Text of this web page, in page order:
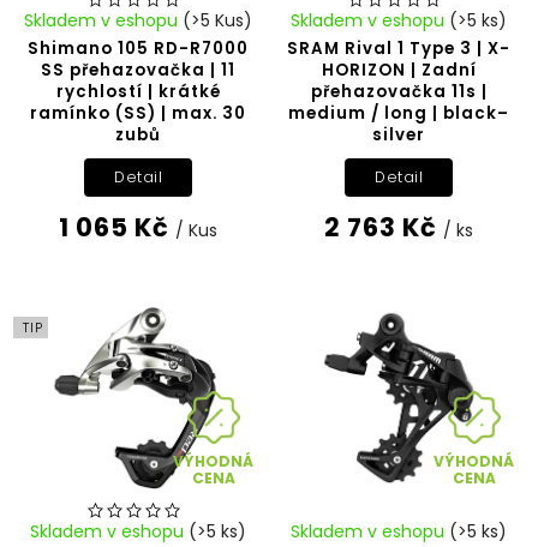
Shimano 105 RD-R7000
SS přehazovačka | 11
rychlostí | krátké
ramínko (SS) | max. 30
zubů
Skladem v eshopu (>5 Kus)
1 065 Kč / Kus
Detail
SRAM Rival 1 Type 3 | X-
HORIZON | Zadní
přehazovačka 11s |
medium / long | black–
silver
Skladem v eshopu (>5 ks)
2 763 Kč / ks
Detail
TIP
VÝHODNÁ
CENA
Skladem v eshopu (>5 ks)
VÝHODNÁ
CENA
Skladem v eshopu (>5 ks)